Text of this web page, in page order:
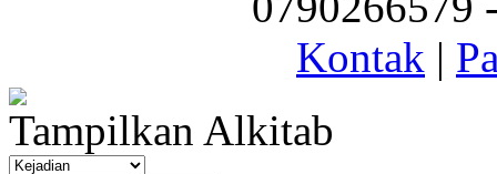
Kontak |
Tampilkan Alkitab